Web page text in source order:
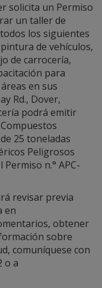
solicita un Permiso
un taller de
los siguientes
de vehículos,
de carrocería,
para
en sus
Rd., Dover,
podrá emitir
25 toneladas
Peligrosos
n.° APC-
revisar previa
en
obtener
sobre
comuníquese con
o a